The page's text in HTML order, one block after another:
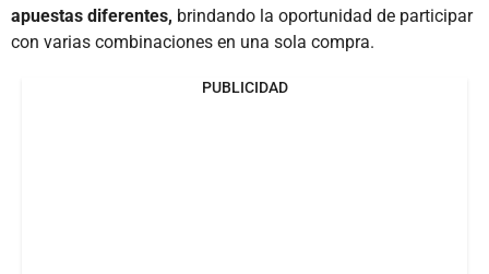
apuestas diferentes, brindando la oportunidad de participar
con varias combinaciones en una sola compra.
PUBLICIDAD